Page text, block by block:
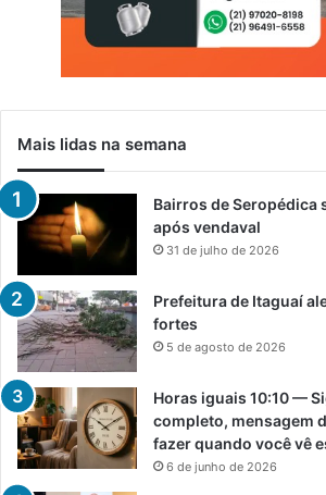
Mais lidas na semana
Bairros de Seropédica
após vendaval
31 de julho de 2026
Prefeitura de Itaguaí
fortes
5 de agosto de 2026
Horas iguais 10:10 —
completo, mensagem
fazer quando você vê
6 de junho de 2026